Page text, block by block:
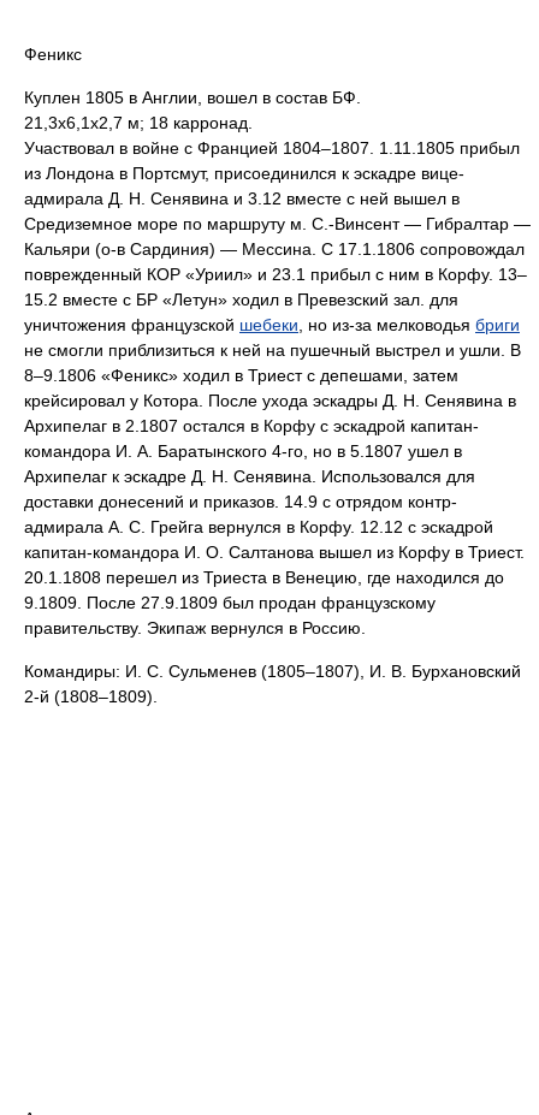
Феникс
Куплен 1805 в Англии, вошел в состав БФ.
21,3x6,1x2,7 м; 18 карронад.
Участвовал в войне с Францией 1804–1807. 1.11.1805 прибыл
из Лондона в Портсмут, присоединился к эскадре вице-
адмирала Д. Н. Сенявина и 3.12 вместе с ней вышел в
Средиземное море по маршруту м. С.-Винсент — Гибралтар —
Кальяри (о-в Сардиния) — Мессина. С 17.1.1806 сопровождал
поврежденный КОР «Уриил» и 23.1 прибыл с ним в Корфу. 13–
15.2 вместе с БР «Летун» ходил в Превезский зал. для
уничтожения французской шебеки , но из-за мелководья бриги
не смогли приблизиться к ней на пушечный выстрел и ушли. В
8–9.1806 «Феникс» ходил в Триест с депешами, затем
крейсировал у Котора. После ухода эскадры Д. Н. Сенявина в
Архипелаг в 2.1807 остался в Корфу с эскадрой капитан-
командора И. А. Баратынского 4-го, но в 5.1807 ушел в
Архипелаг к эскадре Д. Н. Сенявина. Использовался для
доставки донесений и приказов. 14.9 с отрядом контр-
адмирала А. С. Грейга вернулся в Корфу. 12.12 с эскадрой
капитан-командора И. О. Салтанова вышел из Корфу в Триест.
20.1.1808 перешел из Триеста в Венецию, где находился до
9.1809. После 27.9.1809 был продан французскому
правительству. Экипаж вернулся в Россию.
Командиры: И. С. Сульменев (1805–1807), И. В. Бурхановский
2-й (1808–1809).